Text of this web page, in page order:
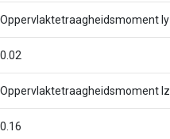
Oppervlaktetraagheidsmoment Iy
0.02
Oppervlaktetraagheidsmoment Iz
0.16